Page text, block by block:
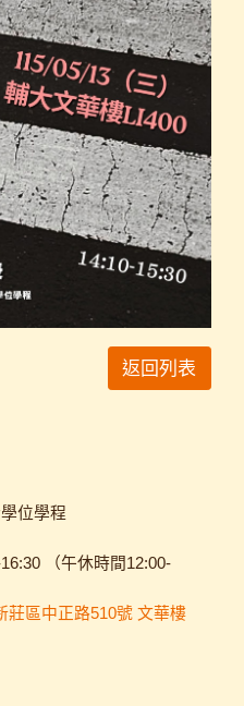
返回列表
位學程
（午休時間12:00-
莊區中正路510號 文華樓